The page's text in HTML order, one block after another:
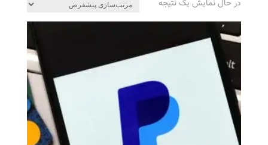
در حال نمایش یک نتیجه